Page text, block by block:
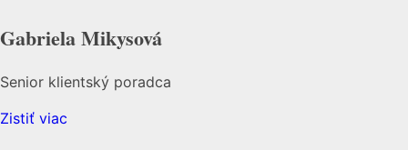
Gabriela Mikysová
Senior klientský poradca
Zistiť viac